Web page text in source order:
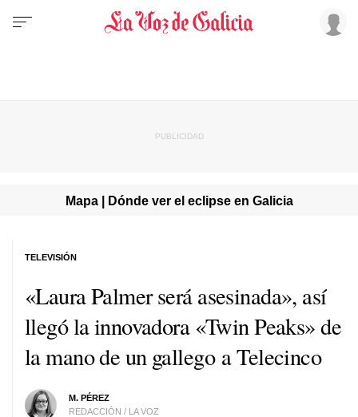
Mapa | Dónde ver el eclipse en Galicia
«Laura Palmer será asesinada», así
llegó la innovadora «Twin Peaks» de
la mano de un gallego a Telecinco
M. PÉREZ
REDACCIÓN / LA VOZ
TELEVISIÓN